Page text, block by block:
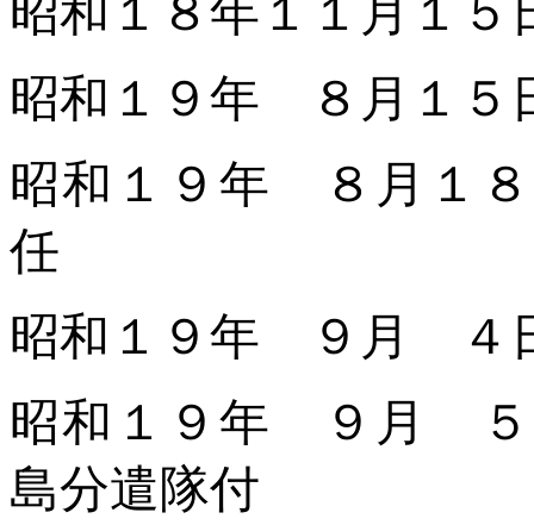
昭和１９年 ８月１
昭和１９年 ８月１
任
昭和１９年 ９月 ４
昭和１９年 ９月
島分遣隊付